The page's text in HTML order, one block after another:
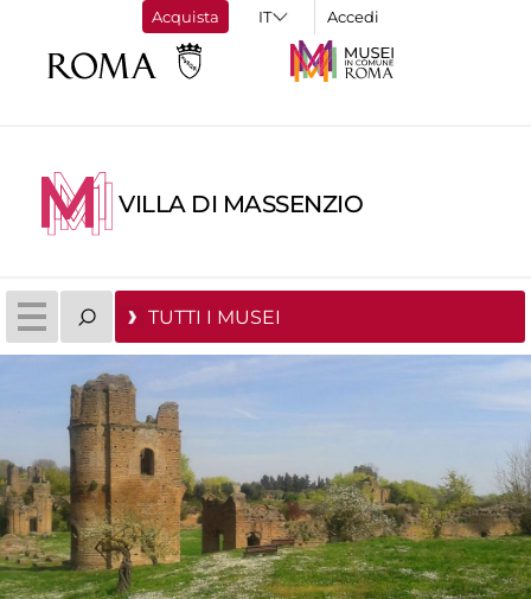
Acquista Accedi
VILLA DI MASSENZIO
TUTTI I MUSEI